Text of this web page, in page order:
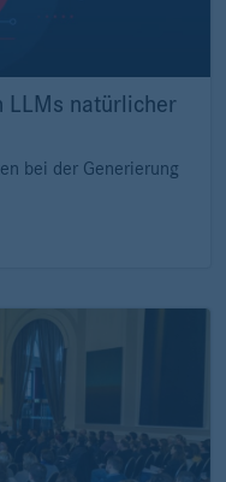
LLMs natürlicher
bei der Generierung